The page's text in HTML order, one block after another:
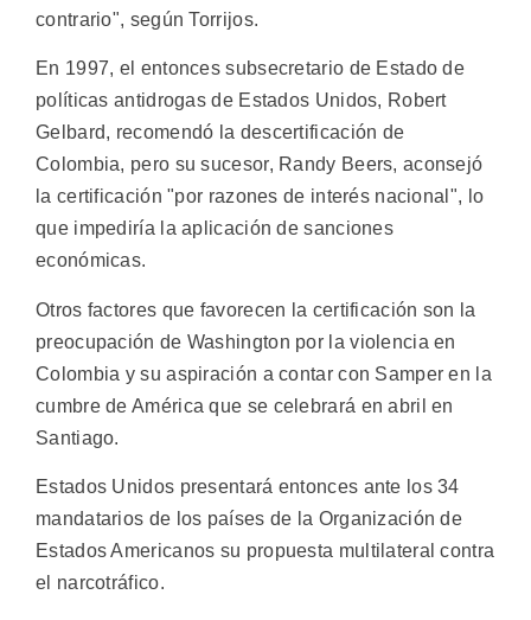
contrario", según Torrijos.
En 1997, el entonces subsecretario de Estado de
políticas antidrogas de Estados Unidos, Robert
Gelbard, recomendó la descertificación de
Colombia, pero su sucesor, Randy Beers, aconsejó
la certificación "por razones de interés nacional", lo
que impediría la aplicación de sanciones
económicas.
Otros factores que favorecen la certificación son la
preocupación de Washington por la violencia en
Colombia y su aspiración a contar con Samper en la
cumbre de América que se celebrará en abril en
Santiago.
Estados Unidos presentará entonces ante los 34
mandatarios de los países de la Organización de
Estados Americanos su propuesta multilateral contra
el narcotráfico.